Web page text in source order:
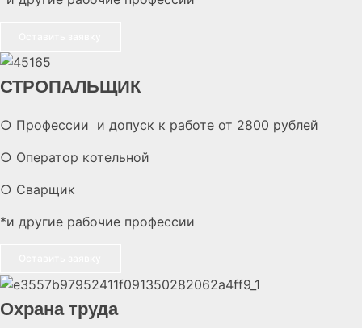
СТРОПАЛЬЩИК
○ Профессии и допуск к работе от 2800 рублей
○ Оператор котельной
○ Сварщик
*и другие рабочие профессии
Охрана труда